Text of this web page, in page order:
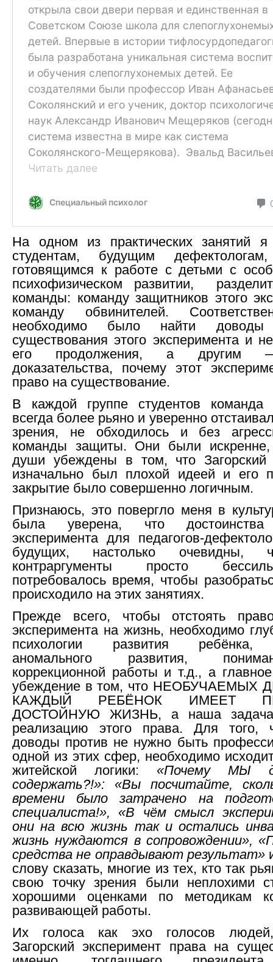
На одном из практических занятий я
студентам, будущим дефектологам,
готовящимся к работе с детьми с
психофизическом развитии,
команды: команду защитников этого
команду обвинителей.
необходимо было найти
существования этого эксперимента и
его продолжения, а другим
доказательства, почему этот
право на существование.
В каждой группе студентов команда
всегда более рьяно и уверенно
зрения, не обходилось и без
команды защиты. Они были
души убеждены в том, что Загорский
изначально был плохой идеей и его
закрытие было совершенно логичным.
Признаюсь, это повергло меня в
была уверена, что достоинства
эксперимента для педагогов-
будущих, настолько очевидны,
контраргументы просто
потребовалось время, чтобы
происходило на этих занятиях.
Прежде всего, чтобы отстоять право
эксперимента на жизнь, необходимо
психологии развития ребёнка,
аномального развития,
коррекционной работы и т.д., а
убеждение в том, что НЕОБУЧАЕМЫХ
КАЖДЫЙ РЕБЁНОК ИМЕЕТ
ДОСТОЙНУЮ ЖИЗНЬ, а наша задача
реализацию этого права. Для того,
доводы против не нужно быть
одной из этих сфер, необходимо
житейской логики: «Почему МЫ
содержать?!»: «Вы посчитайте,
времени было затрачено на
специалиста!», «В чём смысл
они на всю жизнь так и остались
жизнь нуждаются в сопровождении»,
средства не оправдывают результат»
слову сказать, многие из тех, кто так
свою точку зрения были неплохими
хорошими оценками по методикам
развивающей работы.
Их голоса как эхо голосов
Загорский эксперимент права на